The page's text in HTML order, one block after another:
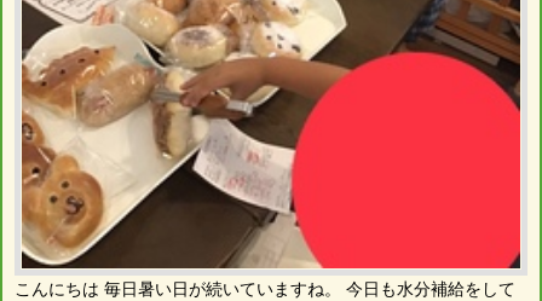
こんにちは 毎日暑い日が続いていますね。 今日も水分補給をして